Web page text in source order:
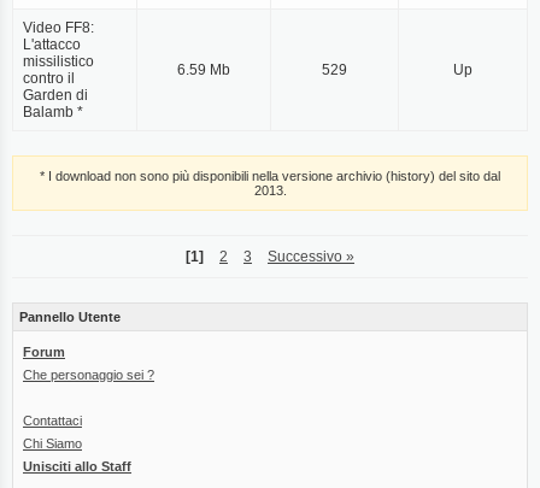
Video FF8:
L'attacco
missilistico
contro il
Garden di
Balamb *
6.59 Mb 529 Up
* I download non sono più disponibili nella versione archivio (history) del sito dal
2013.
[1] 2 3 Successivo »
Pannello Utente
Forum
Che personaggio sei ?
Contattaci
Chi Siamo
Unisciti allo Staff